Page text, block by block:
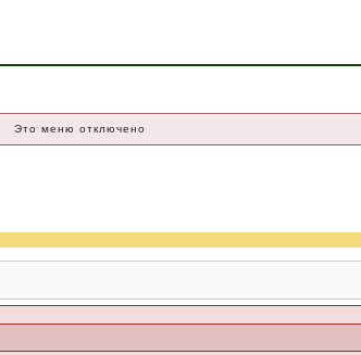
Это меню отключено